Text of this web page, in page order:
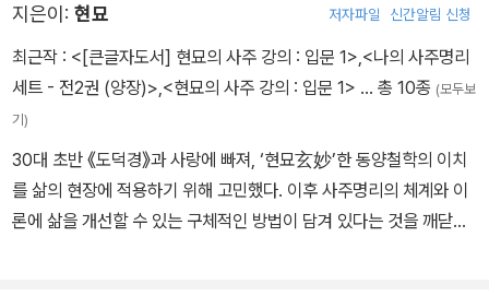
지은이: 현묘 저자파일 신간알림 신청
최근작 : <[큰글자도서] 현묘의 사주 강의 : 입문 1> <나의 사주명리
세트 - 전2권 (양장)> <현묘의 사주 강의 : 입문 1> … 총 10종 (모두보
기)
30대 초반 《도덕경》과 사랑에 빠져, ‘현묘玄妙’한 동양철학의 이치
를 삶의 현장에 적용하기 위해 고민했다. 이후 사주명리의 체계와 이
론에 삶을 개선할 수 있는 구체적인 방법이 담겨 있다는 것을 깨닫고